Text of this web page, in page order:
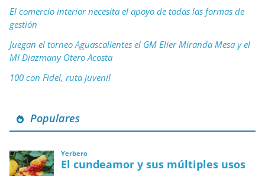
El comercio interior necesita el apoyo de todas las formas de
gestión
Juegan el torneo Aguascalientes el GM Elier Miranda Mesa y el
MI Diazmany Otero Acosta
100 con Fidel, ruta juvenil
Populares